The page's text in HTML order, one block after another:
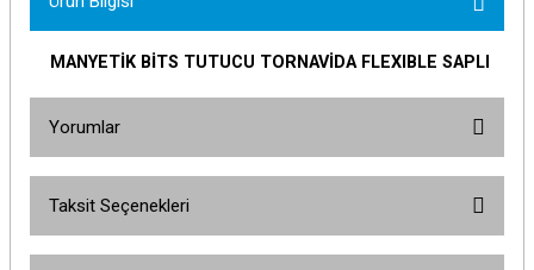
MANYETİK BİTS TUTUCU TORNAVİDA FLEXIBLE SAPLI
Yorumlar
Taksit Seçenekleri